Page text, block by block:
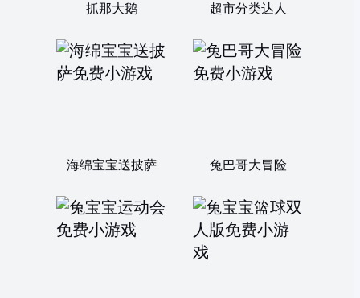
抓那大鹅 超市分类达人
海绵宝宝送披萨 兔巴哥大冒险